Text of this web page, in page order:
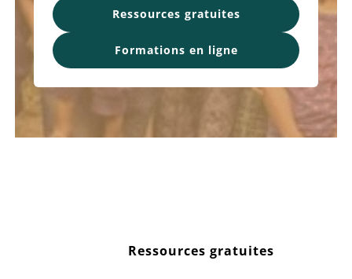
Ressources gratuites
Formations en ligne
Ressources gratuites